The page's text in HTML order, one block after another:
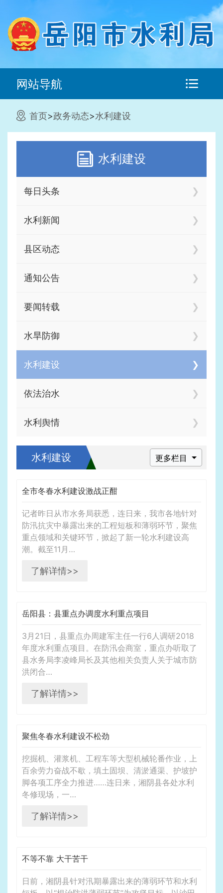
网站导航
首页>政务动态>水利建设
水利建设
每日头条
水利新闻
县区动态
通知公告
要闻转载
水旱防御
水利建设
依法治水
水利舆情
水利建设 更多栏目
全市冬春水利建设激战正酣
记者昨日从市水务局获悉，连日来，我市各地针对
防汛抗灾中暴露出来的工程短板和薄弱环节，聚焦
重点领域和关键环节，掀起了新一轮水利建设高
潮。截至11月…
了解详情>>
岳阳县：县重点办调度水利重点项目
3月21日，县重点办周建军主任一行6人调研2018
年度水利重点项目。在防汛会商室，重点办听取了
县水务局李凌峰局长及其他相关负责人关于城市防
洪闭合…
了解详情>>
聚焦冬春水利建设不松劲
挖掘机、灌浆机、工程车等大型机械轮番作业，上
百余劳力奋战不歇，填土固坝、清淤通渠、护坡护
脚各项工序全力推进……连日来，湘阴县各处水利
冬修现场，一…
了解详情>>
不等不靠 大干苦干
日前，湘阴县针对汛期暴露出来的薄弱环节和水利